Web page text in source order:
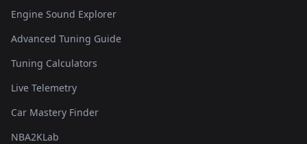
Engine Sound Explorer
Advanced Tuning Guide
Tuning Calculators
Live Telemetry
Car Mastery Finder
NBA2KLab